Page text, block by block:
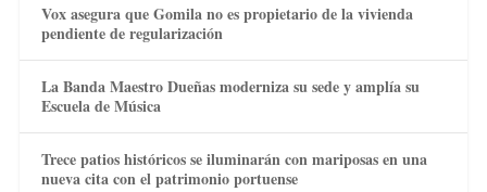
Vox asegura que Gomila no es propietario de la vivienda
pendiente de regularización
La Banda Maestro Dueñas moderniza su sede y amplía su
Escuela de Música
Trece patios históricos se iluminarán con mariposas en una
nueva cita con el patrimonio portuense